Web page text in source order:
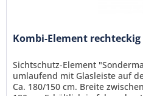
Kombi-Element
Sichtschutz-Element
umlaufend mit Glasleiste auf
Ca. 180/150 cm. Breite